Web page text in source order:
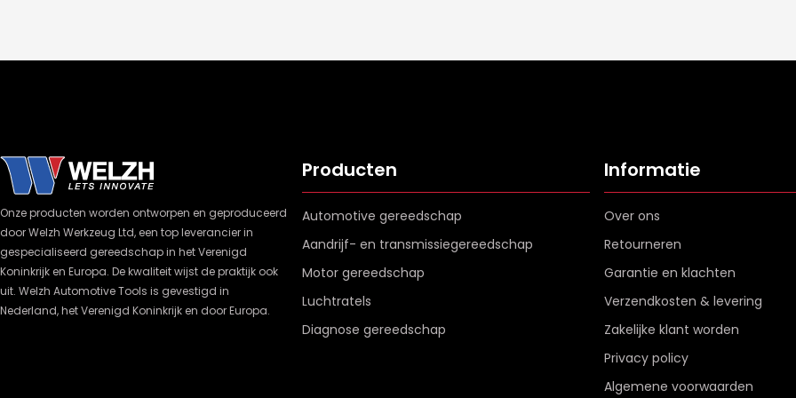
Onze producten worden ontworpen en geproduceerd
door Welzh Werkzeug Ltd, een top leverancier in
gespecialiseerd gereedschap in het Verenigd
Koninkrijk en Europa. De kwaliteit wijst de praktijk ook
uit. Welzh Automotive Tools is gevestigd in
Nederland, het Verenigd Koninkrijk en door Europa.
Producten
Automotive gereedschap
Aandrijf- en transmissiegereedschap
Motor gereedschap
Luchtratels
Diagnose gereedschap
Informatie
Over ons
Retourneren
Garantie en klachten
Verzendkosten & levering
Zakelijke klant worden
Privacy policy
Algemene voorwaarden